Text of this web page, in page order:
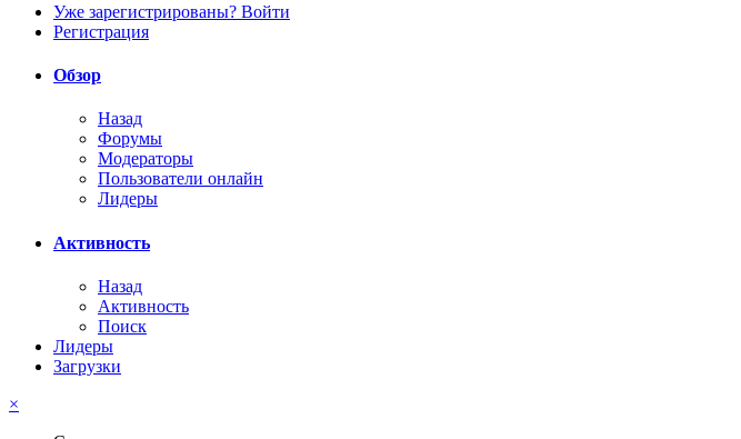
Уже зарегистрированы? Войти
Регистрация
Обзор
Назад
Форумы
Модераторы
Пользователи онлайн
Лидеры
Активность
Назад
Активность
Поиск
Лидеры
Загрузки
×